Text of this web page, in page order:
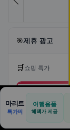
🎯제휴 광고
🛒 쇼핑 특가
🛒
쿠팡
로켓배송·특가
🏠
✈️
공항
🏠 📝
견적
마리트
특가픽
여행용품
혜택가 제공